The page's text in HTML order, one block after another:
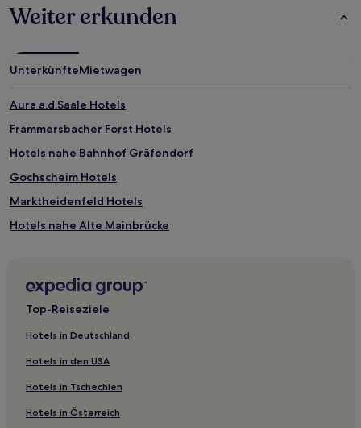
Weiter erkunden
UnterkünfteMietwagen
Aura a.d.Saale Hotels
Frammersbacher Forst Hotels
Hotels nahe Bahnhof Gräfendorf
Gochscheim Hotels
Marktheidenfeld Hotels
Hotels nahe Alte Mainbrücke
Landkreis Aschaffenburg: Hotels
Hotels nahe Kirche St. Laurentius
Landkreis Miltenberg: Hotels
Hotels nahe Das Wildbad
Top-Reiseziele
Hotels in Deutschland
Hotels in den USA
Hotels in Tschechien
Hotels in Österreich